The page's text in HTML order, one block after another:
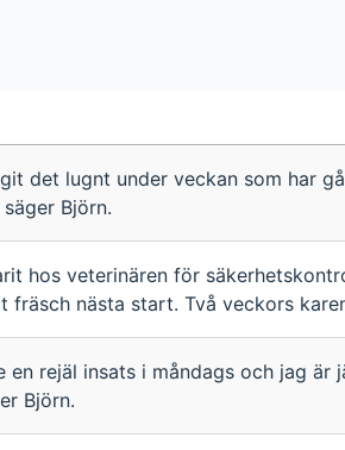
det lugnt under veckan som har
Björn.
hos veterinären för
fräsch nästa start. Två veckors
en rejäl insats i måndags och jag
Björn.